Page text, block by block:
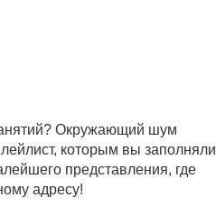
Окружающий шум
которым вы заполняли
представления, где
адресу!